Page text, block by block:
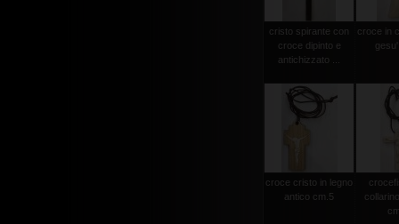
cristo spirante con
croce dipinto e
antichizzato ...
croce in
croce cristo in legno
antico cm.5